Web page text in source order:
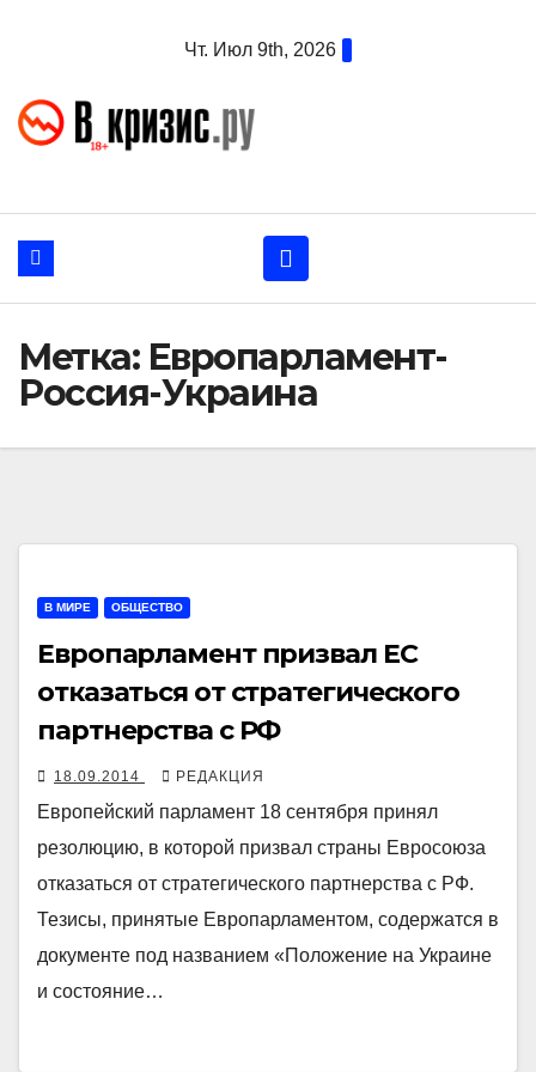
Чт. Июл 9th, 2026
Метка: Европарламент-
Россия-Украина
В МИРЕ ОБЩЕСТВО
Европарламент призвал ЕС
отказаться от стратегического
партнерства с РФ
18.09.2014 РЕДАКЦИЯ
Европейский парламент 18 сентября принял
резолюцию, в которой призвал страны Евросоюза
отказаться от стратегического партнерства с РФ.
Тезисы, принятые Европарламентом, содержатся в
документе под названием «Положение на Украине
и состояние…